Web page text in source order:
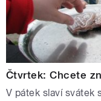
Čtvrtek: Chcete
V pátek slaví svátek